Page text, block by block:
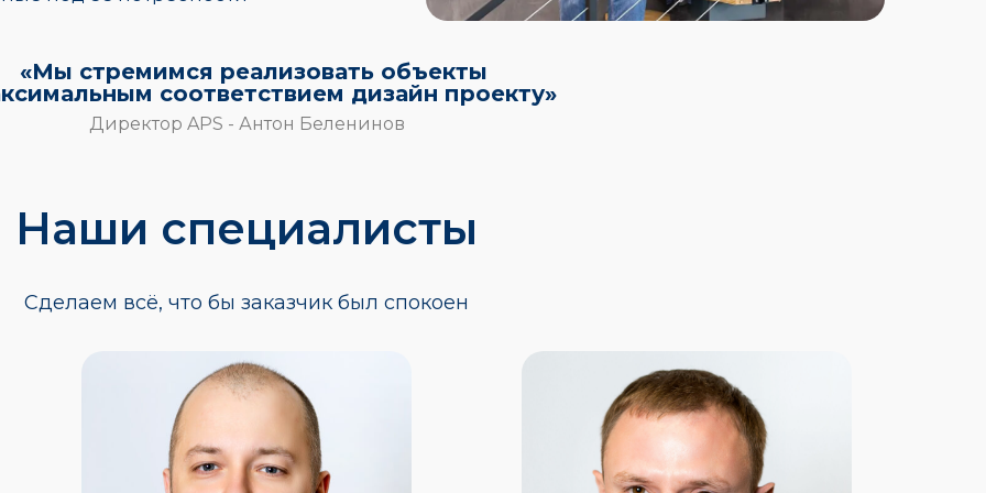
Директор APS - Антон Беленинов
«Мы стремимся реализовать объекты
соответствием дизайн проекту»
Наши специалисты
Сделаем всё, что бы заказчик был спокоен